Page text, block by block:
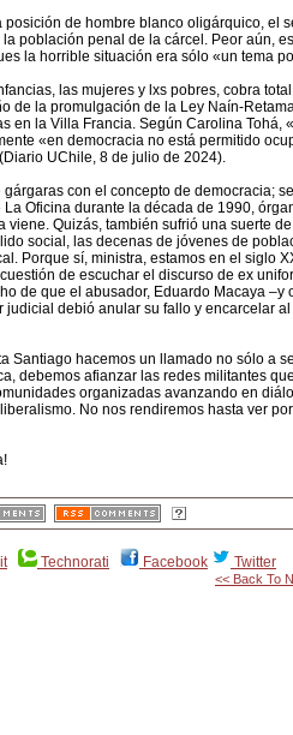
de hombre blanco oligárquico,
población penal de la cárcel. Peor aún,
la horrible situación era sólo «un tema
las mujeres y lxs pobres, cobra
de la promulgación de la Ley Naín-
en la Villa Francia. Según Carolina
«en democracia no está permitido
UChile, 8 de julio de 2024).
con el concepto de democracia;
Oficina durante la década de 1990,
Quizás, también sufrió una suerte
social, las decenas de jóvenes de
Porque sí, ministra, estamos en el siglo
de escuchar el discurso de ex
de que el abusador, Eduardo Macaya
debió anular su fallo y encarcelar
Santiago hacemos un llamado no sólo
debemos afianzar las redes militantes
organizadas avanzando en
No nos rendiremos hasta ver
Technorati Facebook Twitter
<< Back To